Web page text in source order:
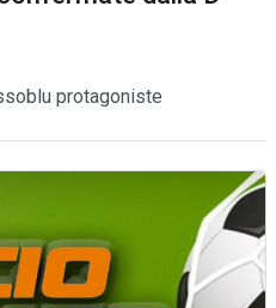
protagoniste